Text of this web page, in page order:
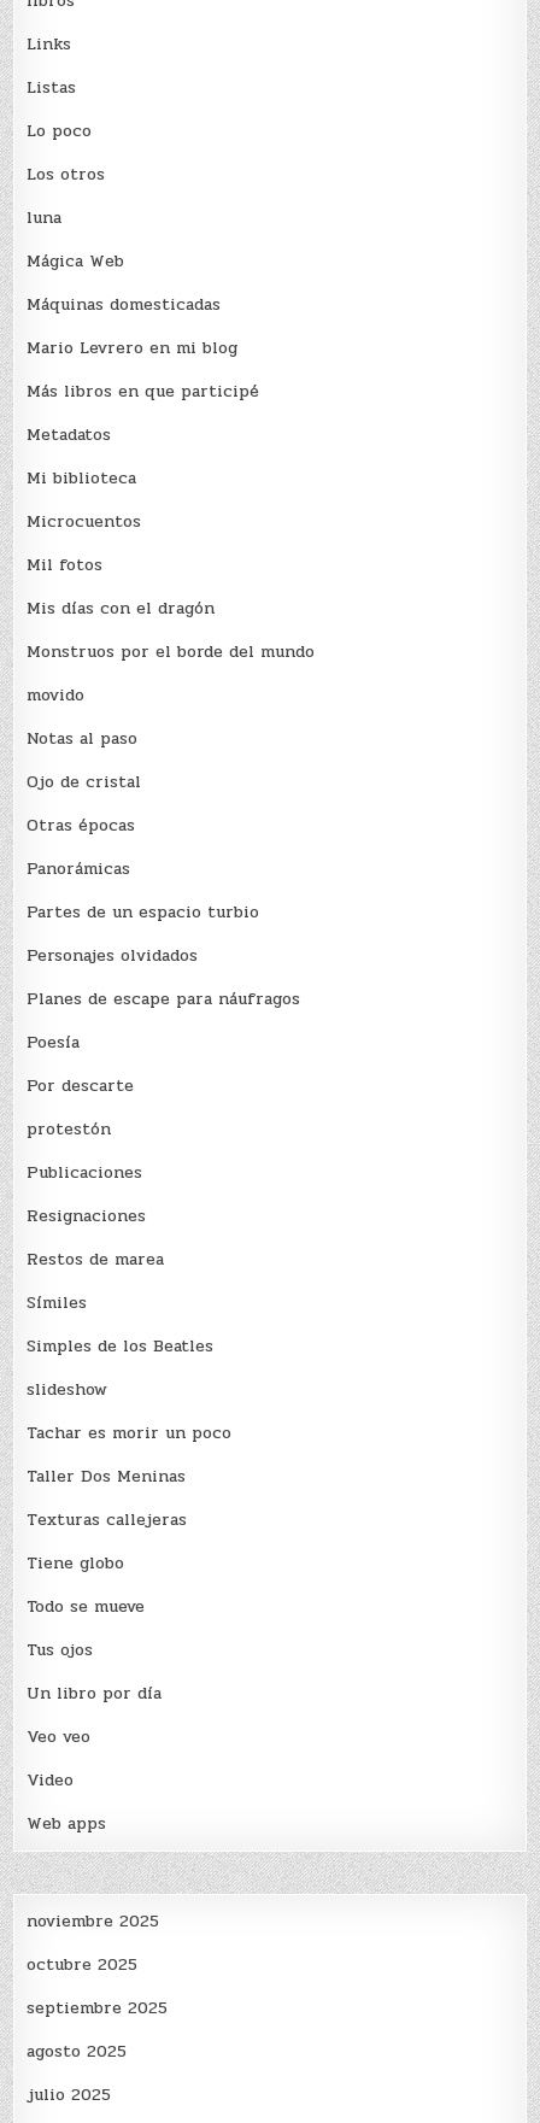
Links
Listas
Lo poco
Los otros
luna
Mágica Web
Máquinas domesticadas
Mario Levrero en mi blog
Más libros en que participé
Metadatos
Mi biblioteca
Microcuentos
Mil fotos
Mis días con el dragón
Monstruos por el borde del mundo
movido
Notas al paso
Ojo de cristal
Otras épocas
Panorámicas
Partes de un espacio turbio
Personajes olvidados
Planes de escape para náufragos
Poesía
Por descarte
protestón
Publicaciones
Resignaciones
Restos de marea
Sí­miles
Simples de los Beatles
slideshow
Tachar es morir un poco
Taller Dos Meninas
Texturas callejeras
Tiene globo
Todo se mueve
Tus ojos
Un libro por día
Veo veo
Video
Web apps
noviembre 2025
octubre 2025
septiembre 2025
agosto 2025
julio 2025